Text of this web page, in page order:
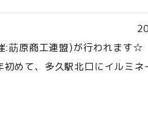
:莇原商工連盟)が行われます☆
めて、多久駅北口にイルミネ